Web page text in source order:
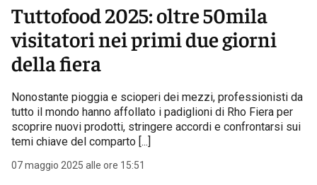
Tuttofood 2025: oltre 50mila
visitatori nei primi due giorni
della fiera
Nonostante pioggia e scioperi dei mezzi, professionisti da
tutto il mondo hanno affollato i padiglioni di Rho Fiera per
scoprire nuovi prodotti, stringere accordi e confrontarsi sui
temi chiave del comparto [...]
07 maggio 2025 alle ore 15:51